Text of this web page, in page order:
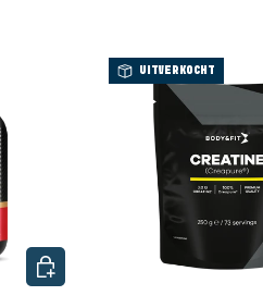
KIES MOGELIJKHEDEN
UITVERKOCHT